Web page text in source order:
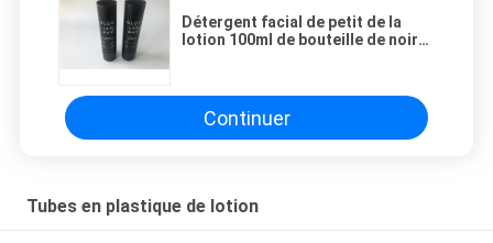
Détergent facial de petit de la
lotion 100ml de bouteille de noir
Continuer
Tubes en plastique de lotion